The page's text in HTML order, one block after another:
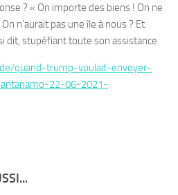
? « On importe des biens ! On ne
n’aurait pas une île à nous ? Et
dit, stupéfiant toute son assistance.
quand-trump-voulait-envoyer-
22-06-2021-